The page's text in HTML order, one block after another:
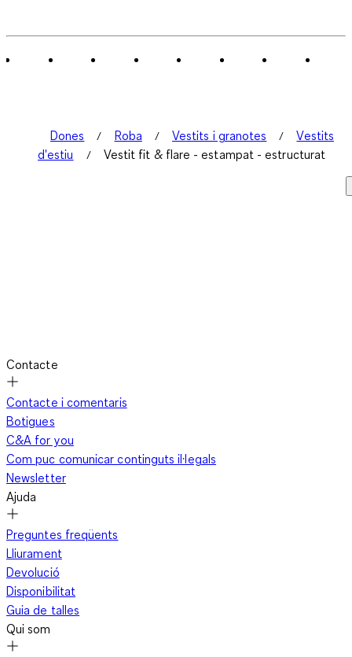
Dones Roba Vestits i granotes
Vestits
d'estiu
Vestit fit & flare - estampat - estructurat
Contacte
Contacte i comentaris
Botigues
C&A for you
Com puc comunicar continguts il·legals
Newsletter
Ajuda
Preguntes freqüents
Lliurament
Devolució
Disponibilitat
Guia de talles
Qui som